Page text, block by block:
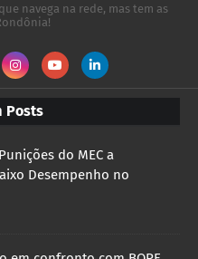
navega na rede, mas tem as
Posts
do MEC a
Desempenho no